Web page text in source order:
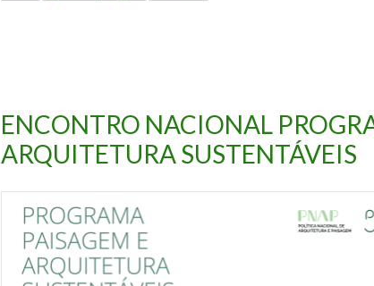
ENCONTRO NACIONAL
ARQUITETURA SUSTENTÁVEIS